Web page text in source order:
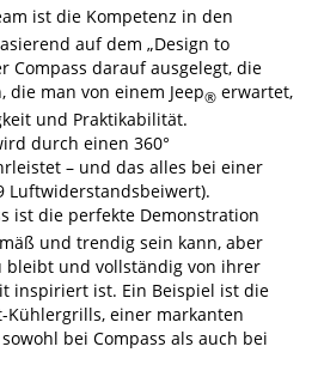
ist die Kompetenz in den
auf dem „Design to
Compass darauf ausgelegt, die
die man von einem Jeep® erwartet,
und Praktikabilität.
durch einen 360°
– und das alles bei einer
Luftwiderstandsbeiwert).
ist die perfekte Demonstration
und trendig sein kann, aber
bleibt und vollständig von ihrer
inspiriert ist. Ein Beispiel ist die
Kühlergrills, einer markanten
bei Compass als auch bei